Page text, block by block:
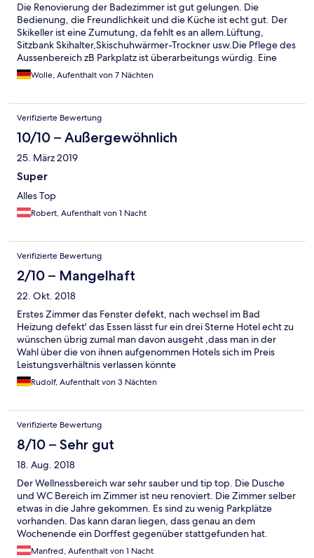
Die Renovierung der Badezimmer ist gut gelungen. Die
Bedienung, die Freundlichkeit und die Küche ist echt gut. Der
Skikeller ist eine Zumutung, da fehlt es an allem.Lüftung,
Sitzbank Skihalter,Skischuhwärmer-Trockner usw.Die Pflege des
Aussenbereich zB Parkplatz ist überarbeitungs würdig. Eine
Skihalterung an der Skibushaltestelle am Hotel wäre angebracht
einschließlich eines Abfallbehälter.
Wolle, Aufenthalt von 7 Nächten
Verifizierte Bewertung
10/10 – Außergewöhnlich
25. März 2019
Super
Alles Top
Robert, Aufenthalt von 1 Nacht
Verifizierte Bewertung
2/10 – Mangelhaft
22. Okt. 2018
Erstes Zimmer das Fenster defekt, nach wechsel im Bad
Heizung defekt' das Essen lässt fur ein drei Sterne Hotel echt zu
wünschen übrig zumal man davon ausgeht ,dass man in der
Wahl über die von ihnen aufgenommen Hotels sich im Preis
Leistungsverhältnis verlassen könnte
Rudolf, Aufenthalt von 3 Nächten
Verifizierte Bewertung
8/10 – Sehr gut
18. Aug. 2018
Der Wellnessbereich war sehr sauber und tip top. Die Dusche
und WC Bereich im Zimmer ist neu renoviert. Die Zimmer selber
etwas in die Jahre gekommen. Es sind zu wenig Parkplätze
vorhanden. Das kann daran liegen, dass genau an dem
Wochenende ein Dorffest gegenüber stattgefunden hat.
Manfred, Aufenthalt von 1 Nacht